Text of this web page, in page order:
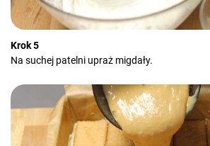
Krok 5
Na suchej patelni upraż migdały.